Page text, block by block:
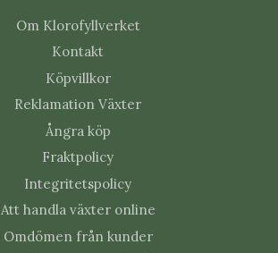
Om Klorofyllverket
Kontakt
Köpvillkor
Reklamation Växter
Ångra köp
Fraktpolicy
Integritetspolicy
Att handla växter online
Omdömen från kunder